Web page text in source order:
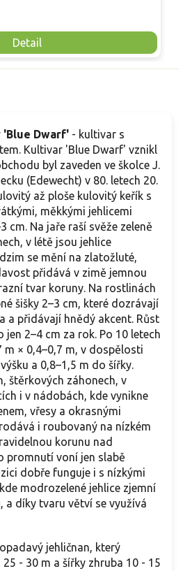
Detail
jsou měkké, modrozelené, ve
drobné květy a mohou dozrávat
20–30 cm za rok, po 10 letech asi
4–7 m × 2–4 m. Hodí se
V předzahrádce či u vody
'Blue Dwarf' - kultivar s
Kultivar 'Blue Dwarf' vznikl
byl zaveden ve školce J.
(Edewecht) v 80. letech 20.
až ploše kulovitý keřík s
měkkými jehlicemi
cm. Na jaře raší svěže zeleně
v létě jsou jehlice
se mění na zlatožluté,
přidává v zimě jemnou
tvar koruny. Na rostlinách
šišky 2–3 cm, které dozrávají
a přidávají hnědý akcent. Růst
jen 2–4 cm za rok. Po 10 letech
m × 0,4–0,7 m, v dospělosti
a 0,8–1,5 m do šířky.
štěrkových záhonech, v
i v nádobách, kde vynikne
vřesy a okrasnými
i roubovaný na nízkém
korunu nad
promnutí voní jen slabě
dobře funguje i s nízkými
modrozelené jehlice zjemní
a díky tvaru větví se využívá
opadavý jehličnan, který
- 30 m a šířky zhruba 10 - 15